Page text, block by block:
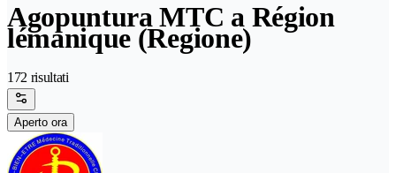
Agopuntura MTC a Région
lémanique (Regione)
172 risultati
Aperto ora